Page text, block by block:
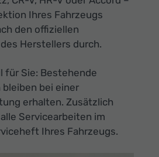
Ihres Fahrzeugs
den offiziellen
Herstellers durch.
für Sie: Bestehende
bei einer
erhalten. Zusätzlich
Servicearbeiten im
Ihres Fahrzeugs.